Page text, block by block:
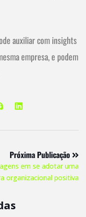
auxiliar com insights
empresa, e podem
Próxima Publicação
em se adotar uma
organizacional positiva